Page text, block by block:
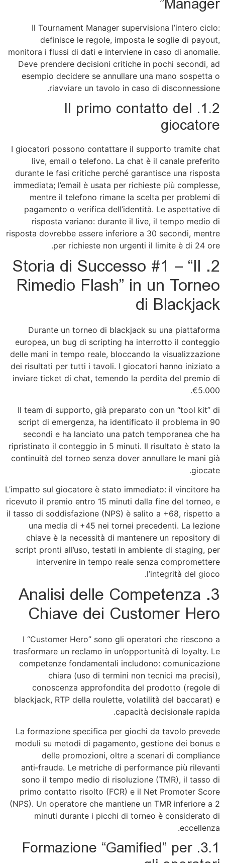
Manager”
Il Tournament Manager supervisiona l’intero ciclo:
definisce le regole, imposta le soglie di payout,
monitora i flussi di dati e interviene in caso di anomalie.
Deve prendere decisioni critiche in pochi secondi, ad
esempio decidere se annullare una mano sospetta o
riavviare un tavolo in caso di disconnessione.
1.2. Il primo contatto del
giocatore
I giocatori possono contattare il supporto tramite chat
live, email o telefono. La chat è il canale preferito
durante le fasi critiche perché garantisce una risposta
immediata; l’email è usata per richieste più complesse,
mentre il telefono rimane la scelta per problemi di
pagamento o verifica dell’identità. Le aspettative di
risposta variano: durante il live, il tempo medio di
risposta dovrebbe essere inferiore a 30 secondi, mentre
per richieste non urgenti il limite è di 24 ore.
2. Storia di Successo #1 – “Il
Rimedio Flash” in un Torneo
di Blackjack
Durante un torneo di blackjack su una piattaforma
europea, un bug di scripting ha interrotto il conteggio
delle mani in tempo reale, bloccando la visualizzazione
dei risultati per tutti i tavoli. I giocatori hanno iniziato a
inviare ticket di chat, temendo la perdita del premio di
€5.000.
Il team di supporto, già preparato con un “tool kit” di
script di emergenza, ha identificato il problema in 90
secondi e ha lanciato una patch temporanea che ha
ripristinato il conteggio in 5 minuti. Il risultato è stato la
continuità del torneo senza dover annullare le mani già
giocate.
L’impatto sul giocatore è stato immediato: il vincitore ha
ricevuto il premio entro 15 minuti dalla fine del torneo, e
il tasso di soddisfazione (NPS) è salito a +68, rispetto a
una media di +45 nei tornei precedenti. La lezione
chiave è la necessità di mantenere un repository di
script pronti all’uso, testati in ambiente di staging, per
intervenire in tempo reale senza compromettere
l’integrità del gioco.
3. Analisi delle Competenza
Chiave dei Customer Hero
I “Customer Hero” sono gli operatori che riescono a
trasformare un reclamo in un’opportunità di loyalty. Le
competenze fondamentali includono: comunicazione
chiara (uso di termini non tecnici ma precisi),
conoscenza approfondita del prodotto (regole di
blackjack, RTP della roulette, volatilità del baccarat) e
capacità decisionale rapida.
La formazione specifica per giochi da tavolo prevede
moduli su metodi di pagamento, gestione dei bonus e
delle promozioni, oltre a scenari di compliance
anti‑fraude. Le metriche di performance più rilevanti
sono il tempo medio di risoluzione (TMR), il tasso di
primo contatto risolto (FCR) e il Net Promoter Score
(NPS). Un operatore che mantiene un TMR inferiore a 2
minuti durante i picchi di torneo è considerato di
eccellenza.
3.1. Formazione “Gamified” per